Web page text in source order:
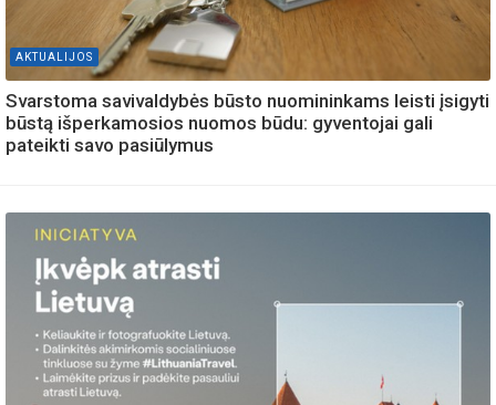
AKTUALIJOS
Svarstoma savivaldybės būsto nuomininkams leisti įsigyti
būstą išperkamosios nuomos būdu: gyventojai gali
pateikti savo pasiūlymus